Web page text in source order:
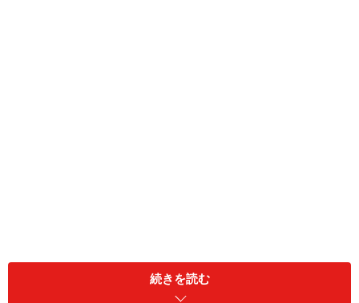
＜電車＞富士急行線「富士急ハイランド」駅下車すぐ
続きを読む